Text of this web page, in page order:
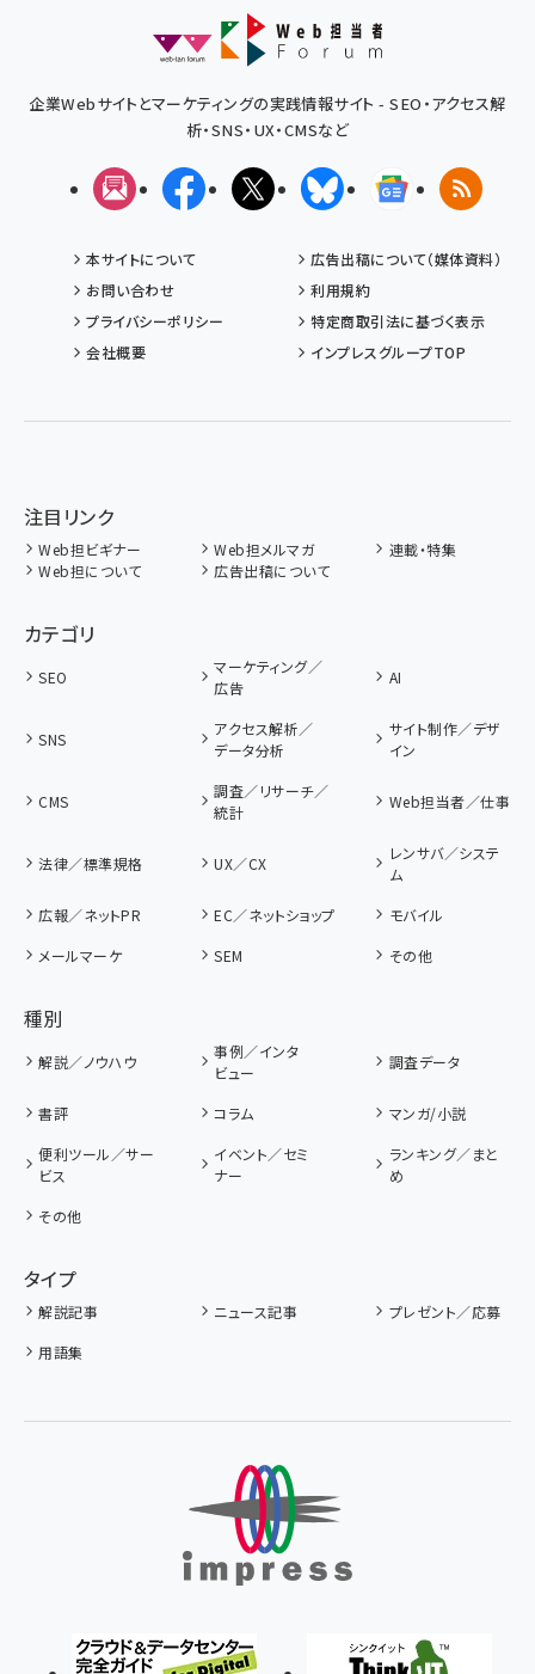
企業Webサイトとマーケティングの実践情報サイト - SEO・アクセス解
析・SNS・UX・CMSなど
メルマガFacebookX(エックス)BlueskyGoogleニュ
RSS
本サイトについて
広告出稿について（媒体資料）
お問い合わせ
利用規約
プライバシーポリシー
特定商取引法に基づく表示
会社概要
インプレスグループTOP
注目リンク
Web担ビギナー Web担メルマガ
連載・特集
Web担について
広告出稿について
カテゴリ
SEO
マーケティング／
広告
AI
SNS
アクセス解析／
データ分析
サイト制作／デザ
イン
CMS
調査／リサーチ／
統計
Web担当者／仕事
法律／標準規格 UX／CX
レンサバ／システ
ム
広報／ネットPR
EC／ネットショップ
モバイル
メールマーケ
SEM その他
種別
解説／ノウハウ
事例／インタ
ビュー
調査データ
書評 コラム
マンガ/小説
便利ツール／サー
ビス
イベント／セミ
ナー
ランキング／まと
め
その他
タイプ
解説記事 ニュース記事
プレゼント／応募
用語集